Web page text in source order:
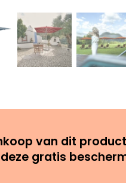
van dit
gratis